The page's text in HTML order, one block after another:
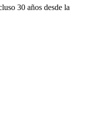
30 años desde la